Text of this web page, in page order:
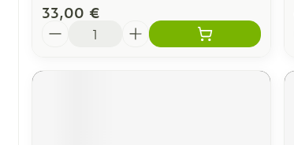
33,00 €
Quantité